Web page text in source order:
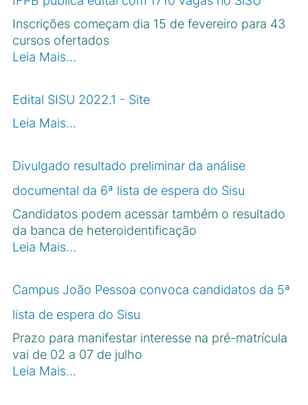
Inscrições começam dia 15 de fevereiro para 43
cursos ofertados
Leia Mais…
Edital SISU 2022.1 - Site
Leia Mais…
Divulgado resultado preliminar da análise
documental da 6ª lista de espera do Sisu
Candidatos podem acessar também o resultado
da banca de heteroidentificação
Leia Mais…
Campus João Pessoa convoca candidatos da 5ª
lista de espera do Sisu
Prazo para manifestar interesse na pré-matrícula
vai de 02 a 07 de julho
Leia Mais…